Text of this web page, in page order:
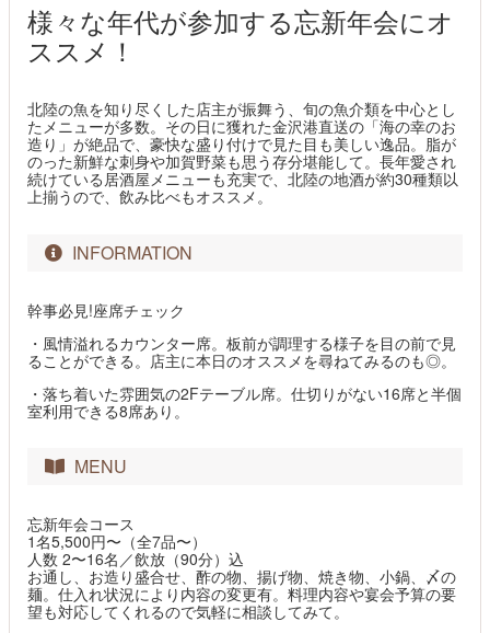
様々な年代が参加する忘新年会にオ
ススメ！
北陸の魚を知り尽くした店主が振舞う、旬の魚介類を中心とし
たメニューが多数。その日に獲れた金沢港直送の「海の幸のお
造り」が絶品で、豪快な盛り付けで見た目も美しい逸品。脂が
のった新鮮な刺身や加賀野菜も思う存分堪能して。長年愛され
続けている居酒屋メニューも充実で、北陸の地酒が約30種類以
上揃うので、飲み比べもオススメ。
INFORMATION
幹事必見!座席チェック
・風情溢れるカウンター席。板前が調理する様子を目の前で見
ることができる。店主に本日のオススメを尋ねてみるのも◎。
・落ち着いた雰囲気の2Fテーブル席。仕切りがない16席と半個
室利用できる8席あり。
MENU
忘新年会コース
1名5,500円〜（全7品〜）
人数 2〜16名／飲放（90分）込
お通し、お造り盛合せ、酢の物、揚げ物、焼き物、小鍋、〆の
麺。仕入れ状況により内容の変更有。料理内容や宴会予算の要
望も対応してくれるので気軽に相談してみて。